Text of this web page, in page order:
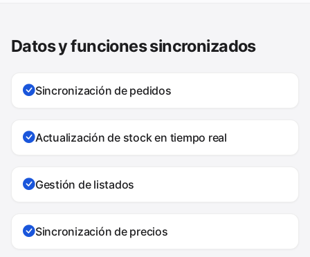
Datos y funciones sincronizados
Sincronización de pedidos
Actualización de stock en tiempo real
Gestión de listados
Sincronización de precios